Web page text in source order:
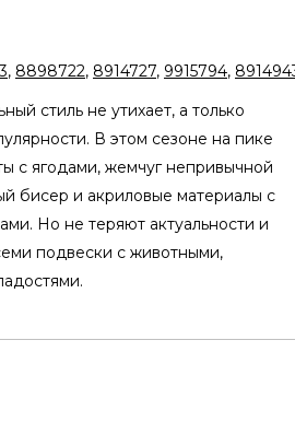
, 8898722, 8914727, 9915794,
стиль не утихает, а только
В этом сезоне на пике
с ягодами, жемчуг непривычной
бисер и акриловые материалы с
Но не теряют актуальности и
подвески с животными,